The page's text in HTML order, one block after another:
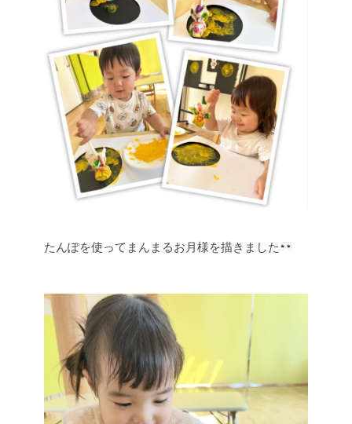
たんぽを使ってまんまるお月様を描きました